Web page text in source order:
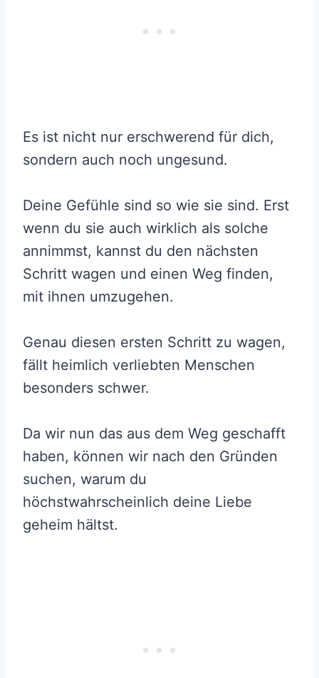
Es ist nicht nur erschwerend für dich,
sondern auch noch ungesund.
Deine Gefühle sind so wie sie sind. Erst
wenn du sie auch wirklich als solche
annimmst, kannst du den nächsten
Schritt wagen und einen Weg finden,
mit ihnen umzugehen.
Genau diesen ersten Schritt zu wagen,
fällt heimlich verliebten Menschen
besonders schwer.
Da wir nun das aus dem Weg geschafft
haben, können wir nach den Gründen
suchen, warum du
höchstwahrscheinlich deine Liebe
geheim hältst.